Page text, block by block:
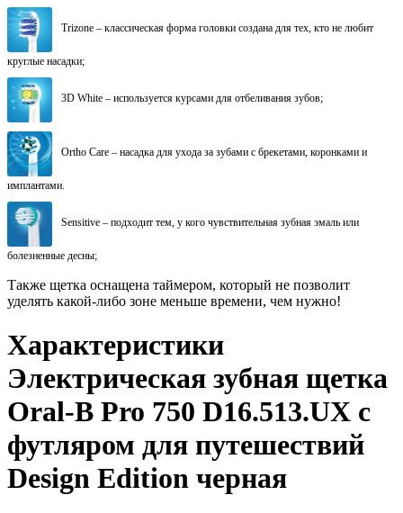
Trizone – классическая форма головки создана для тех, кто не любит
круглые насадки;
3D White – используется курсами для отбеливания зубов;
Ortho Care – насадка для ухода за зубами с брекетами, коронками и
имплантами.
Sensitive – подходит тем, у кого чувствительная зубная эмаль или
болезненные десны;
Также щетка оснащена таймером, который не позволит
уделять какой-либо зоне меньше времени, чем нужно!
Характеристики
Электрическая зубная щетка
Oral-B Pro 750 D16.513.UX c
футляром для путешествий
Design Edition черная